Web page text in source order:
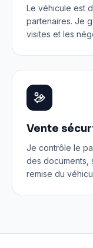
Le véhicule est
partenaires. Je
visites et les
Vente
Je contrôle le
des documents,
remise du